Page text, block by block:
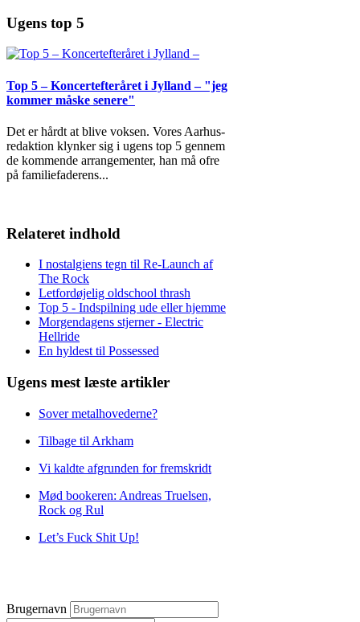
Ugens top 5
Top 5 – Koncertefteråret i Jylland – "jeg
kommer måske senere"
Det er hårdt at blive voksen. Vores Aarhus-
redaktion klynker sig i ugens top 5 gennem
de kommende arrangementer, han må ofre
på familiefaderens...
Relateret indhold
I nostalgiens tegn til Re-Launch af
The Rock
Letfordøjelig oldschool thrash
Top 5 - Indspilning ude eller hjemme
Morgendagens stjerner - Electric
Hellride
En hyldest til Possessed
Ugens mest læste artikler
Sover metalhovederne?
Tilbage til Arkham
Vi kaldte afgrunden for fremskridt
Mød bookeren: Andreas Truelsen,
Rock og Rul
Let’s Fuck Shit Up!
Brugernavn